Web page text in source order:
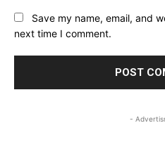
Save my name, email, and
next time I comment.
-